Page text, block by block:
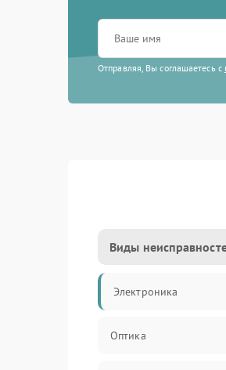
Отправляя, Вы соглашаетесь с
Виды
Электроника
Оптика